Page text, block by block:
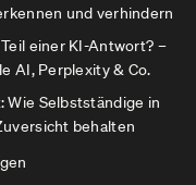
und verhindern
einer KI-Antwort? –
AI, Perplexity & Co.
Wie Selbstständige in
behalten